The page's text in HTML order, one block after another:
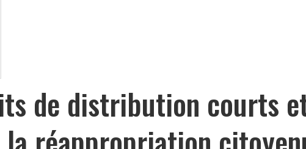
de distribution courts